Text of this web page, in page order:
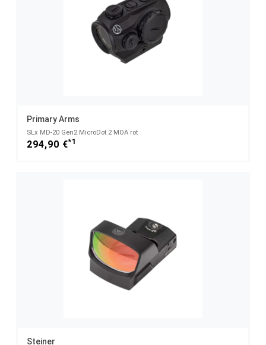
Primary Arms
SLx MD-20 Gen2 MicroDot 2 MOA rot
294,90 €*1
Steiner